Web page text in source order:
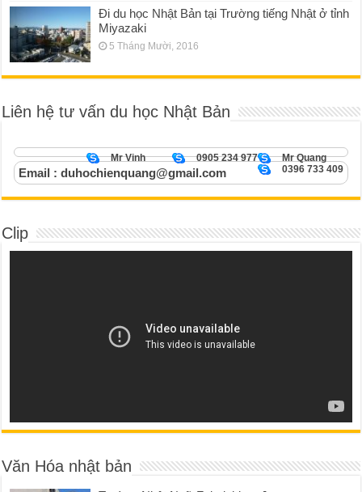
Đi du học Nhật Bản tại Trường tiếng Nhật ở tỉnh
Miyazaki
5 Tháng Mười, 2016
Liên hệ tư vấn du học Nhật Bản
Mr Quang
0905 234 977
Mr Vinh
0396 733 409
Email : duhochienquang@gmail.com
Clip
Văn Hóa nhật bản